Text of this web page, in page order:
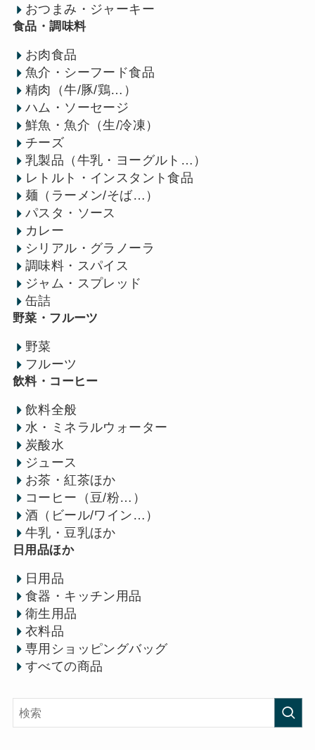
おつまみ・ジャーキー
食品・調味料
お肉食品
魚介・シーフード食品
精肉（牛/豚/鶏…）
ハム・ソーセージ
鮮魚・魚介（生/冷凍）
チーズ
乳製品（牛乳・ヨーグルト…）
レトルト・インスタント食品
麺（ラーメン/そば…）
パスタ・ソース
カレー
シリアル・グラノーラ
調味料・スパイス
ジャム・スプレッド
缶詰
野菜・フルーツ
野菜
フルーツ
飲料・コーヒー
飲料全般
水・ミネラルウォーター
炭酸水
ジュース
お茶・紅茶ほか
コーヒー（豆/粉…）
酒（ビール/ワイン…）
牛乳・豆乳ほか
日用品ほか
日用品
食器・キッチン用品
衛生用品
衣料品
専用ショッピングバッグ
すべての商品